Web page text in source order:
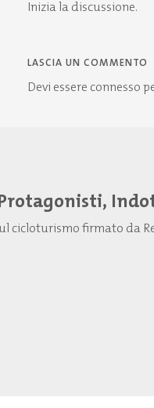
Inizia la discussione.
LASCIA UN COMMENTO
Devi essere connesso
Protagonisti,
cicloturismo firmato da